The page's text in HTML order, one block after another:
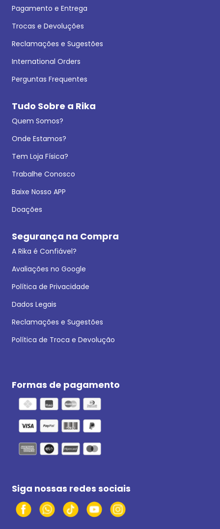
Pagamento e Entrega
Trocas e Devoluções
Reclamações e Sugestões
International Orders
Perguntas Frequentes
Tudo Sobre a Rika
Quem Somos?
Onde Estamos?
Tem Loja Física?
Trabalhe Conosco
Baixe Nosso APP
Doações
Segurança na Compra
A Rika é Confiável?
Avaliações no Google
Política de Privacidade
Dados Legais
Reclamações e Sugestões
Política de Troca e Devolução
Formas de pagamento
Siga nossas redes sociais